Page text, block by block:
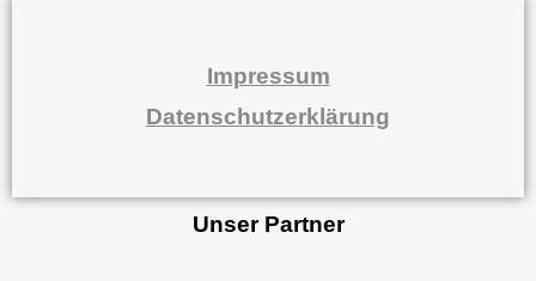
Impressum
Datenschutzerklärung
Unser Partner